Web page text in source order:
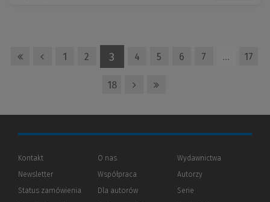
1 2 3 4 5 6 7 … 17
18
Kontakt
Newsletter
Status zamówienia
O nas
Współpraca
Dla autorów(Nowe
(Link
Wydawnictwa
Autorzy
Serie